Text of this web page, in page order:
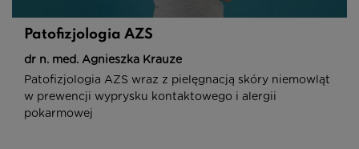
Patofizjologia AZS
dr n. med. Agnieszka Krauze
Patofizjologia AZS wraz z pielęgnacją skóry niemowląt
w prewencji wyprysku kontaktowego i alergii
pokarmowej